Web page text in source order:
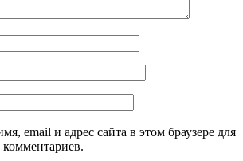
email и адрес сайта в этом браузере для